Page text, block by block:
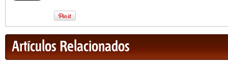
Artículos Relacionados